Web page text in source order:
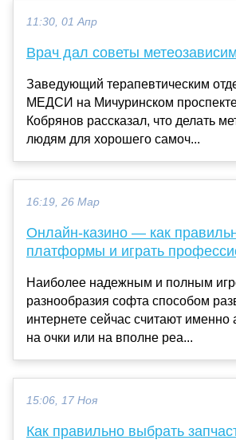
11:30, 01 Апр
Врач дал советы
Заведующий терапевтическим
МЕДСИ на Мичуринском
Кобрянов рассказал, что делать
людям для хорошего самоч...
16:19, 26 Мар
Онлайн-казино — как
платформы и играть
Наиболее надежным и полным
разнообразия софта способом
интернете сейчас считают именно
на очки или на вполне реа...
15:06, 17 Ноя
Как правильно выбрать